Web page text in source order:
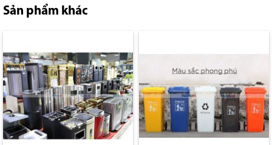
Sản phẩm khác